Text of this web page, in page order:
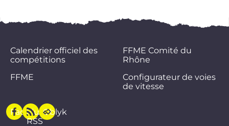
Calendrier officiel des
compétitions
FFME
FFME Comité du
Rhône
Configurateur de voies
de vitesse
Facebook
Flux
RSS
Oblyk